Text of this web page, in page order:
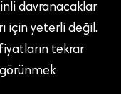
davranacaklar
için yeterli değil.
tekrar